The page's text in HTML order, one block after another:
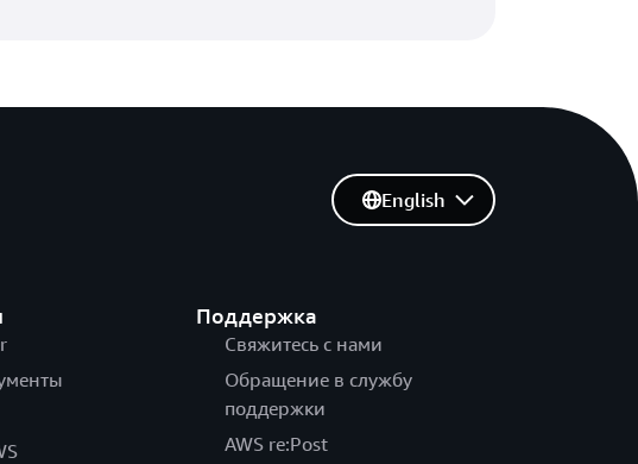
Поддержка
Свяжитесь с нами
Обращение в службу
поддержки
AWS re:Post
English